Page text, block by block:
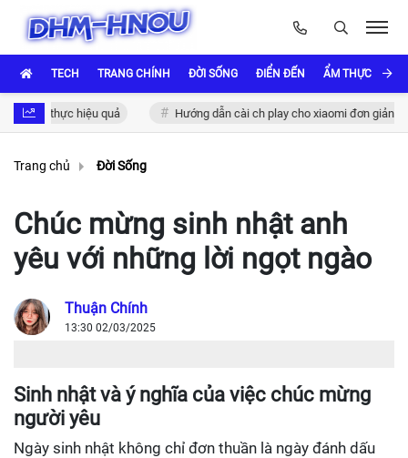
TECH TRANG CHÍNH ĐỜI SỐNG ĐIỂN ĐẾN ẨM THỰC VÀ
thực hiệu quả Hướng dẫn cài ch play cho xiaomi đơn giản và
Trang chủ Đời Sống
Chúc mừng sinh nhật anh
yêu với những lời ngọt ngào
Thuận Chính
13:30 02/03/2025
Sinh nhật và ý nghĩa của việc chúc mừng
người yêu
Ngày sinh nhật không chỉ đơn thuần là ngày đánh dấu